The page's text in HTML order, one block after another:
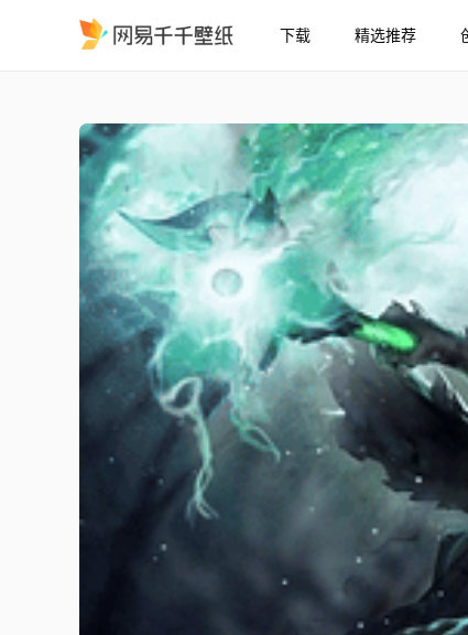
下载 精选推荐